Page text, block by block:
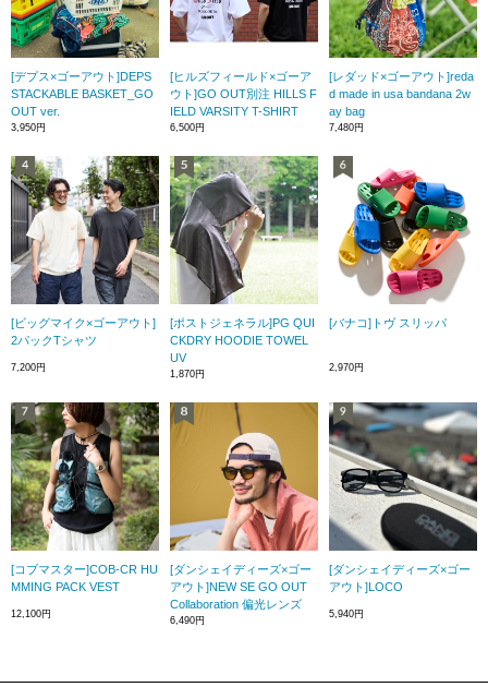
[デプス×ゴーアウト]DEPS
STACKABLE BASKET_GO
OUT ver.
3,950円
[ヒルズフィールド×ゴーア
ウト]GO OUT別注 HILLS F
IELD VARSITY T-SHIRT
6,500円
[レダッド×ゴーアウト]reda
d made in usa bandana 2w
ay bag
7,480円
[ビッグマイク×ゴーアウト]
2パックTシャツ
7,200円
[ポストジェネラル]PG QUI
CKDRY HOODIE TOWEL
UV
1,870円
[バナコ]トヴ スリッパ
2,970円
[コブマスター]COB-CR HU
MMING PACK VEST
12,100円
[ダンシェイディーズ×ゴー
アウト]NEW SE GO OUT
Collaboration 偏光レンズ
6,490円
[ダンシェイディーズ×ゴー
アウト]LOCO
5,940円